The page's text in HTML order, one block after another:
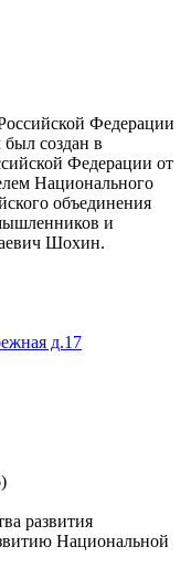
Федерации
создан в
Федерации от
Национального
объединения
и
Шохин.
д.17
развития
Национальной